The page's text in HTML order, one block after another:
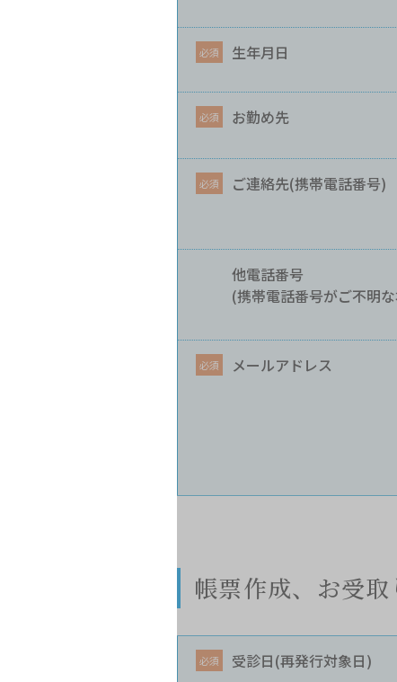
生年月日
お勤め先
ご連絡先(携帯電話番号)
他電話番号
(携帯電話番号がご不明
メールアドレス
帳票作成、お受
受診日(再発行対象日)